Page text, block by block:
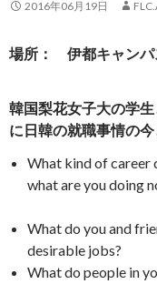
2016年06月19日
場所： 伊都キャン
韓国梨花女子大の学
に日韓の就職事情の今
What kind of career
what are you doing
What do you and
desirable jobs?
What do people in